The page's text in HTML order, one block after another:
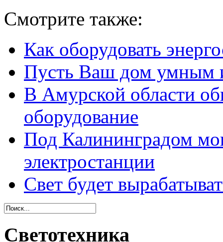
Смотрите также:
Как оборудовать
Пусть Ваш дом умным
В Амурской области
оборудование
Под Калининградом
электростанции
Свет будет
Светотехника